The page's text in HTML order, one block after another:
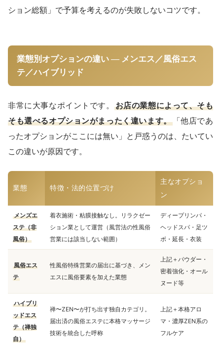
ション総額」で予算を考えるのが失敗しないコツです。
業態別オプションの違い — メンエス／風俗エス
テ／ハイブリッド
非常に大事なポイントです。
お店の業態によって、そも
そも選べるオプションがまったく違います。「他店であ
ったオプションがここには無い」と戸惑うのは、たいてい
この違いが原因です。
業態 特徴・法的位置づけ
主なオプショ
ン
メンズエ
ステ（非
風俗）
着衣施術・粘膜接触なし。リラクゼー
ション業として運営（風営法の性風俗
営業には該当しない範囲）
ディープリンパ・
ヘッドスパ・足ツ
ボ・延長・衣装
風俗エス
テ
性風俗特殊営業の届出に基づき、メン
エスに風俗要素を加えた業態
上記＋パウダー・
密着強化・オール
ヌード等
ハイブリ
ッドエス
テ（禅独
自）
禅〜ZEN〜が打ち出す独自カテゴリ。
届出済の風俗エステに本格マッサージ
技術を統合した呼称
上記＋本格アロ
マ・濃厚ZEN系の
フルケア